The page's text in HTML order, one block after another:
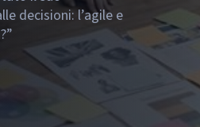
decisioni: l’agile e